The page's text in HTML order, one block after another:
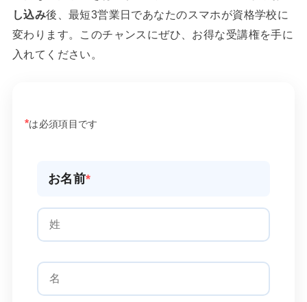
し込み後、最短3営業日であなたのスマホが資格学校に
変わります。このチャンスにぜひ、お得な受講権を手に
入れてください。
*は必須項目です
お名前*